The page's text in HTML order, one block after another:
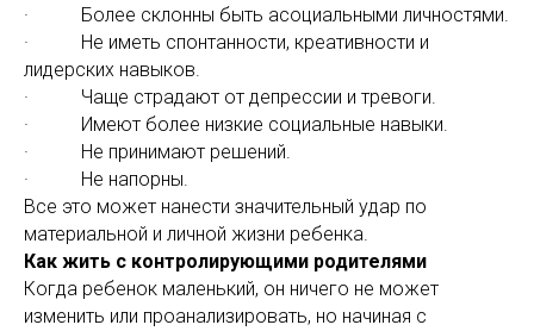
· Более склонны быть асоциальными личностями.
· Не иметь спонтанности, креативности и
лидерских навыков.
· Чаще страдают от депрессии и тревоги.
· Имеют более низкие социальные навыки.
· Не принимают решений.
· Не напорны.
Все это может нанести значительный удар по
материальной и личной жизни ребенка.
Как жить с контролирующими родителями
Когда ребенок маленький, он ничего не может
изменить или проанализировать, но начиная с